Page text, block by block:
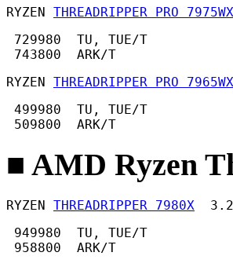
RYZEN THREADRIPPER PRO 7975WX
729980  TU, TUE/T
743800  ARK/T
RYZEN THREADRIPPER PRO 7965WX
499980  TU, TUE/T
509800  ARK/T
■ AMD Ryzen
RYZEN THREADRIPPER 7980X
949980  TU, TUE/T
958800  ARK/T